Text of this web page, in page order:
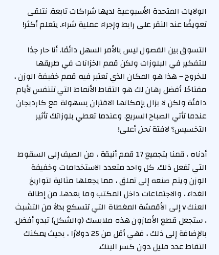
الولايات المتحدة الأسبوعية لديها شراكات تابعة. نتلقى
تعويضًا عند النقر على رابط وإجراء عملية شراء. يتعلم أكثر!
التسوق بين الفصول ليس بالأمر السهل دائمًا. أنا حار جدًا
للتفكير في البلوزات ولكن قمم الخزانات في طريقها
للخروج – هذا هو المكان الذي تعتبر فيه قمم خفيفة الوزن ،
مفتاحًا. أفضل رهان لك هو التقاط الأنماط التي تتنفس لأيام
دافئة ولكن لا يزال بإمكانها الاقتران بسهولة مع كارديجان
عندما تأتي الصباح السريع. وعندما تعطي بلوزاتك تأثير
التخسيس؟ لافتةنحنأعلى!
أدناه ، قمنا بتجميع 17 قمم أنيقة ، من الصيف إلى السقوط
التي تفعل ذلك. كل واحد متعدد الاستخدامات وخفيفة
الوزن ويتم صنعه إلى تملق ، مما يجعلها مثالية لتواريخ
الغداء ، والاجتماعات داخل المكتب وما بعدها. من إطالة
العنك v إلى الأقمشة المغطاة التي تتسكع بدلاً من التشبث
، ستجعل قطع الأمازون هذه ملابسك (والشكل) تبدو أفضل.
بالإضافة إلى ذلك ، فهي أقل من 25 دولارًا ، بحيث يمكنك
التقاط عدد قليل دون كسر البنك.